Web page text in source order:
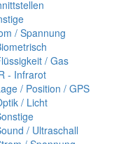
/ Spannung
/ Gas
- Infrarot
/ Position / GPS
/ Licht
/ Ultraschall